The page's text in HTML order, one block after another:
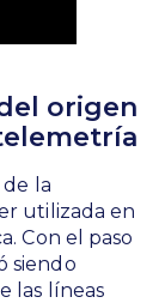
origen
la
utilizada en
Con el paso
siendo
las líneas